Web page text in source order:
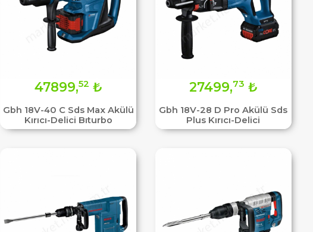
Gbh 18V-40 C Sds Max Akülü
Kırıcı-Delici Bıturbo
47899,52 ₺
Gbh 18V-28 D Pro Akülü Sds
Plus Kırıcı-Delici
27499,73 ₺